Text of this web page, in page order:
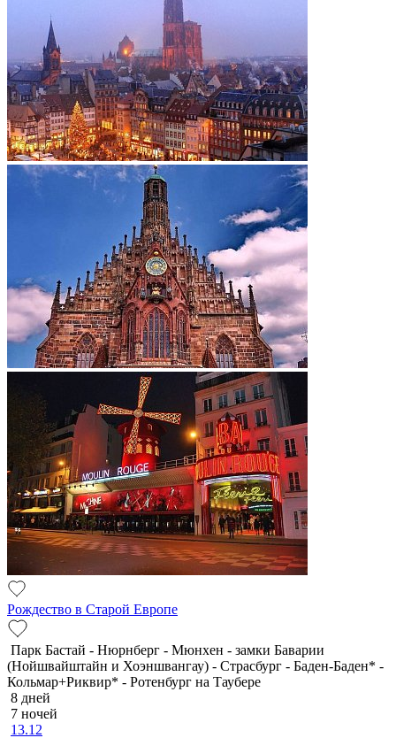
Рождество в Старой Европе
Парк Бастай - Нюрнберг - Мюнхен - замки Баварии
(Нойшвайштайн и Хоэншвангау) - Страсбург - Баден-Баден* -
Кольмар+Риквир* - Ротенбург на Таубере
8 дней
7 ночей
13.12